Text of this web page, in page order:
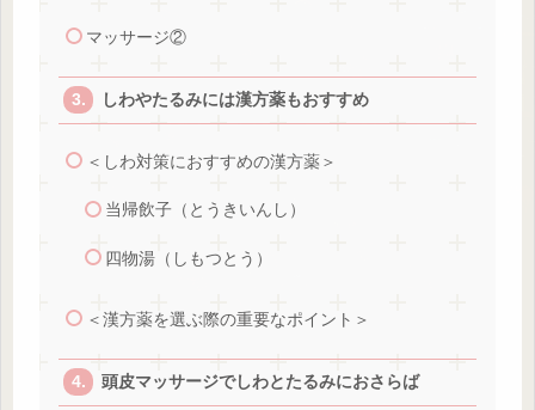
マッサージ②
しわやたるみには漢方薬もおすすめ
＜しわ対策におすすめの漢方薬＞
当帰飲子（とうきいんし）
四物湯（しもつとう）
＜漢方薬を選ぶ際の重要なポイント＞
頭皮マッサージでしわとたるみにおさらば